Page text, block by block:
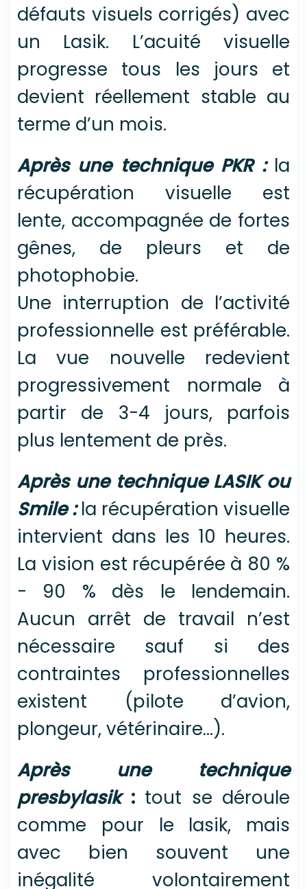
défauts visuels corrigés) avec
un Lasik. L’acuité visuelle
progresse tous les jours et
devient réellement stable au
terme d’un mois.
Après une technique PKR :la
récupération visuelle est
lente, accompagnée de fortes
gênes, de pleurs et de
photophobie.
Une interruption de l’activité
professionnelle est préférable.
La vue nouvelle redevient
progressivement normale à
partir de 3-4 jours, parfois
plus lentement de près.
Après une technique LASIK ou
Smile :la récupération visuelle
intervient dans les 10 heures.
La vision est récupérée à 80 %
- 90 % dès le lendemain.
Aucun arrêt de travail n’est
nécessaire sauf si des
contraintes professionnelles
existent (pilote d’avion,
plongeur, vétérinaire…).
Après une technique
presbylasik: tout se déroule
comme pour le lasik, mais
avec bien souvent une
inégalité volontairement